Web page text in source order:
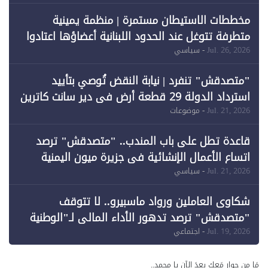
مخططات الاستيطان مستمرة | منظمة يمينية
متطرفة تتوغل عند الحدود اللبنانية أعضاؤها اعتادوا
خرق الحدود
Jul. 26, 2026- سياسي
"متصدقش" تنفرد | نيابة النقض تُوصي بتأييد
استرداد الدولة 29 قطعة أرض في دير سانت كاترين
وقبول طعن الحكومة جزئيًا (1)
Jul. 21, 2026- موضوعات
قاعدة تطل على باب المندب.. "متصدقش" ترصد
اتساع الأعمال الإنشائية في جزيرة ميون اليمنية
Jul. 21, 2026- سياسي
شكاوى العاملين ورواد ماسبيرو.. لا تتوقف
"متصدقش" ترصد تدهور الأداء المالي لـ"الوطنية
للإعلام"
Jul. 19, 2026- اجتماعي
مَا من حوار مَعك بعدَ الآن يا محمد..